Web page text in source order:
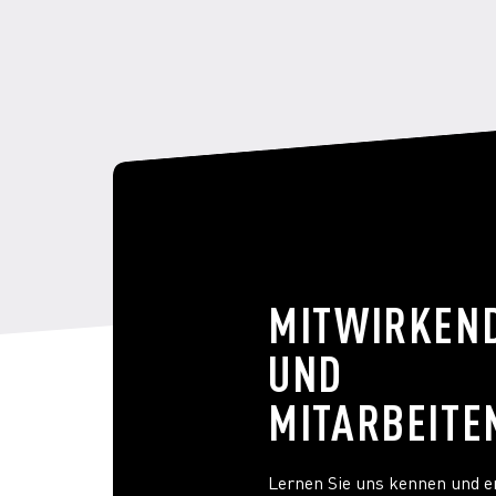
UND
Lernen Sie uns kennen und